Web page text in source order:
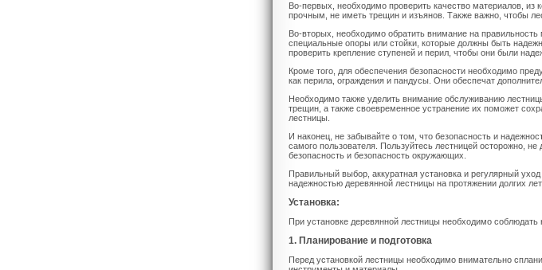
Во-первых, необходимо проверить качество материалов, из
прочным, не иметь трещин и изъянов. Также важно, чтобы
Во-вторых, необходимо обратить внимание на
специальные опоры или стойки, которые должны быть
проверить крепление ступеней и перил, чтобы они были
Кроме того, для обеспечения безопасности необходимо
как перила, ограждения и пандусы. Они обеспечат
Необходимо также уделить внимание обслуживанию
трещин, а также своевременное устранение их поможет
лестницы.
И наконец, не забывайте о том, что безопасность и
самого пользователя. Пользуйтесь лестницей осторожно,
безопасность и безопасность окружающих.
Правильный выбор, аккуратная установка и регулярный
надежностью деревянной лестницы на протяжении долгих лет.
Установка:
При установке деревянной лестницы необходимо соблюдать
1. Планирование и подготовка
Перед установкой лестницы необходимо внимательно